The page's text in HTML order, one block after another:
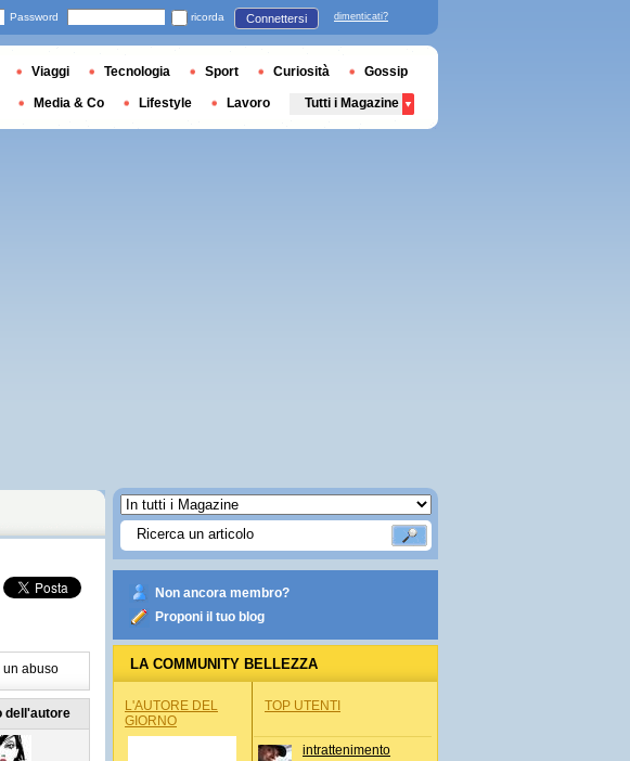
abuso
dell'autore
Non ancora membro?
Proponi il tuo blog
LA COMMUNITY BELLEZZA
L'AUTORE DEL
GIORNO
TOP UTENTI
intrattenimento
Password ricorda Connettersi dimenticati?
Viaggi Tecnologia Sport Curiosità Gossip
Media & Co Lifestyle Lavoro Tutti i Magazine